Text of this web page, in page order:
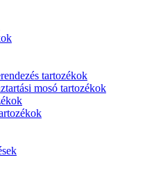
tartozékok
mosó tartozékok